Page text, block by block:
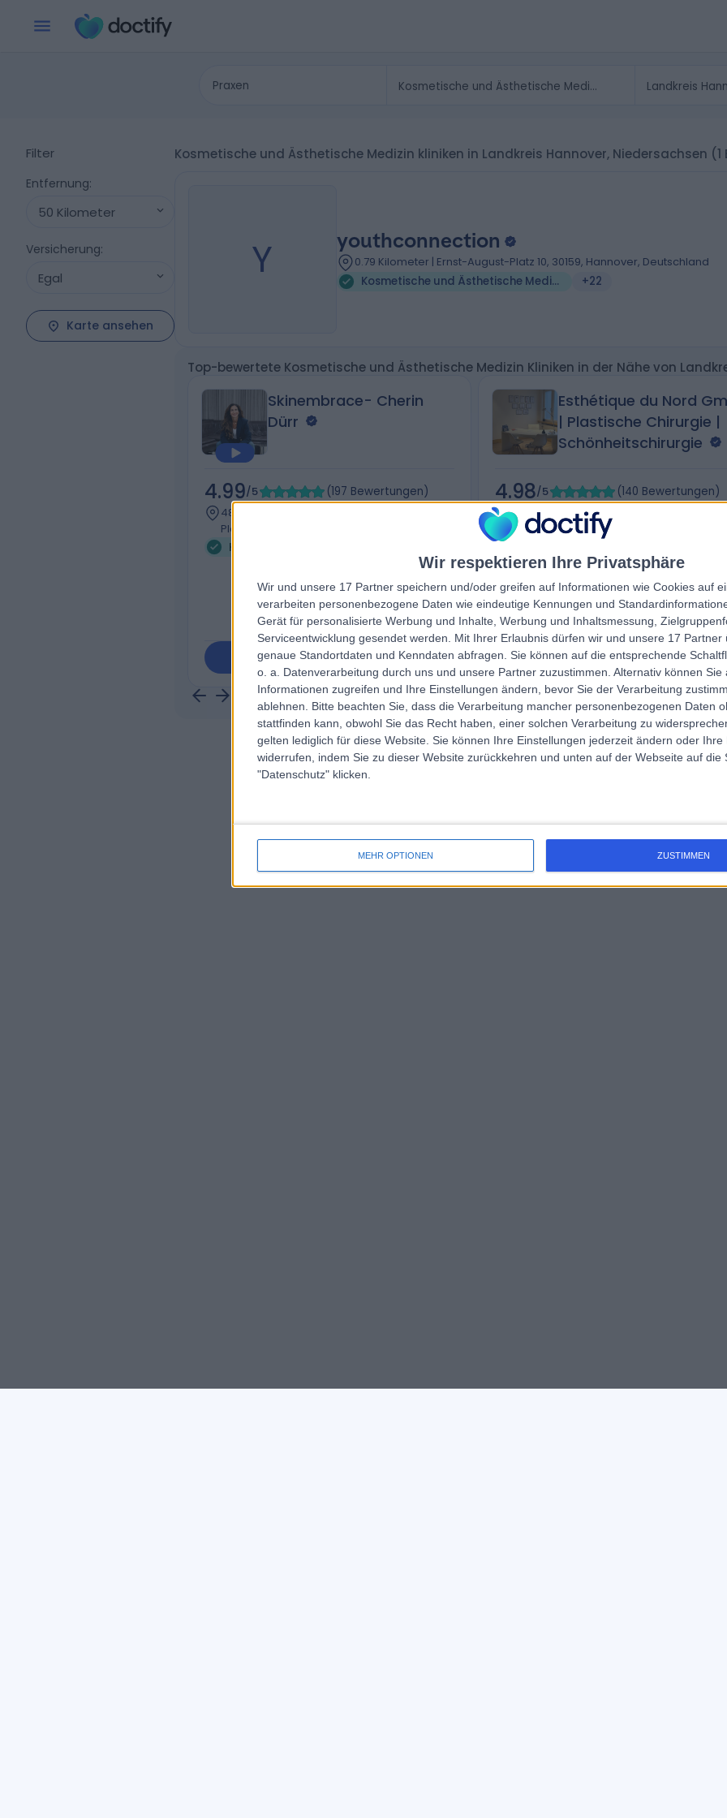
Wir respektieren Ihre Privatsphäre
Wir und unsere 17 Partner speichern und/oder greifen auf Informationen wie Cookies auf
verarbeiten personenbezogene Daten wie eindeutige Kennungen und
Gerät für personalisierte Werbung und Inhalte, Werbung und Inhaltsmessung,
Serviceentwicklung gesendet werden.
Mit Ihrer Erlaubnis dürfen wir und unsere 17 Partner
genaue Standortdaten und Kenndaten abfragen. Sie können auf die entsprechende
o. a. Datenverarbeitung durch uns und unsere Partner zuzustimmen. Alternativ können Sie
Informationen zugreifen und Ihre Einstellungen ändern, bevor Sie der Verarbeitung
ablehnen.
Bitte beachten Sie, dass die Verarbeitung mancher personenbezogenen Daten
stattfinden kann, obwohl Sie das Recht haben, einer solchen Verarbeitung zu
gelten lediglich für diese Website. Sie können Ihre Einstellungen jederzeit ändern oder Ihre
widerrufen, indem Sie zu dieser Website zurückkehren und unten auf der Webseite auf die
"Datenschutz" klicken.
MEHR OPTIONEN ZUSTIMMEN
Praxen
Filter
Entfernung:
50 Kilometer
Versicherung:
Egal
Karte ansehen
Kosmetische und Ästhetische Medizin kliniken in Landkreis Hannover, Niedersachsen (1
Y youthconnection
0.79 Kilometer | Ernst-August-Platz 10, 30159, Hannover, Deutschland
Kosmetische und Ästhetische Medizin
+22
Top-bewertete Kosmetische und Ästhetische Medizin Kliniken in der Nähe von
Skinembrace- Cherin
Dürr
4.99/5 (197 Bewertungen)
489.98 Kilometer | Bahnhofstraße 7,, 82152,
Planegg, Deutschland
Kontakt
Esthétique du Nord
| Plastische Chirurgie |
Schönheitschirurgie
4.98/5 (140 Bewertungen)
136.00 Kilometer | Barmbeker Straße 40 A/
22303, Hamburg, Deutschland
Kontakt